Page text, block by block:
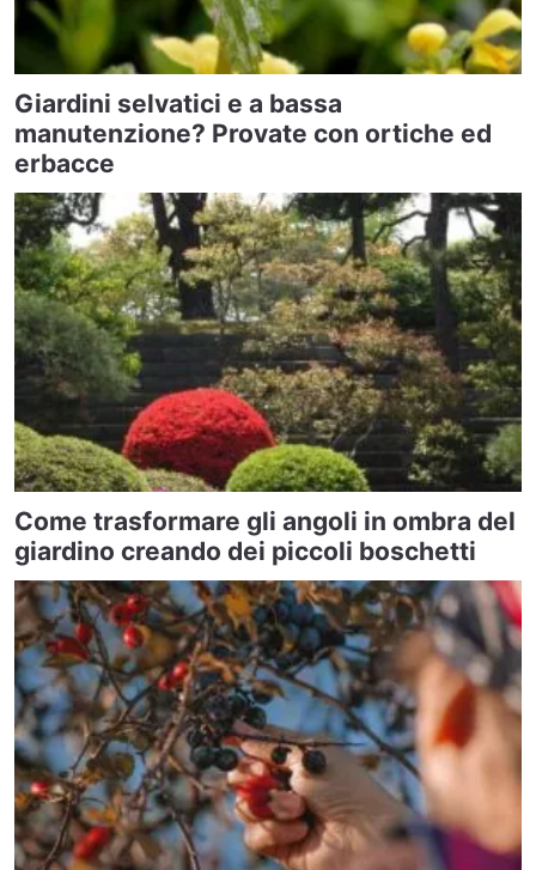
Giardini selvatici e a bassa
manutenzione? Provate con ortiche ed
erbacce
Come trasformare gli angoli in ombra del
giardino creando dei piccoli boschetti